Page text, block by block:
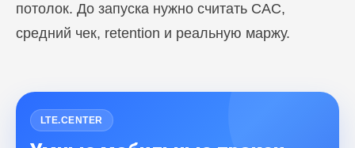
потолок. До запуска нужно считать CAC,
средний чек, retention и реальную маржу.
LTE.CENTER